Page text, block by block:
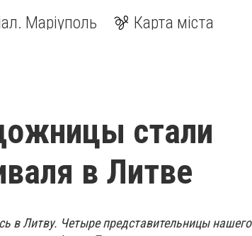
Маріуполь Карта міста
стали
в Литве
в Литву. Четыре представительницы нашего